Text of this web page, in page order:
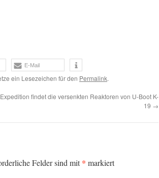
E-Mail
ein Lesezeichen für den Permalink.
Expedition findet die versenkten Reaktoren von U-Boot K-
19 →
Felder sind mit* markiert